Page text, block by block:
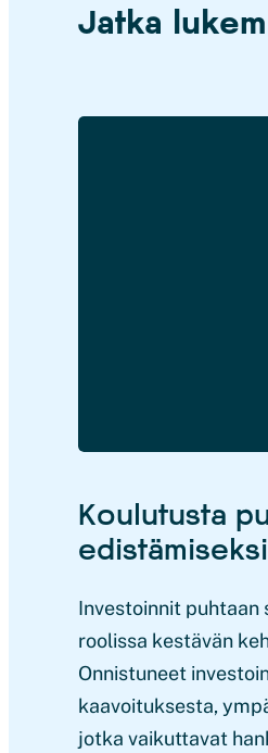
Jatka
Koulutusta
edistämiseksi
Investoinnit puhtaan
roolissa kestävän
Onnistuneet
kaavoituksesta,
jotka vaikuttavat